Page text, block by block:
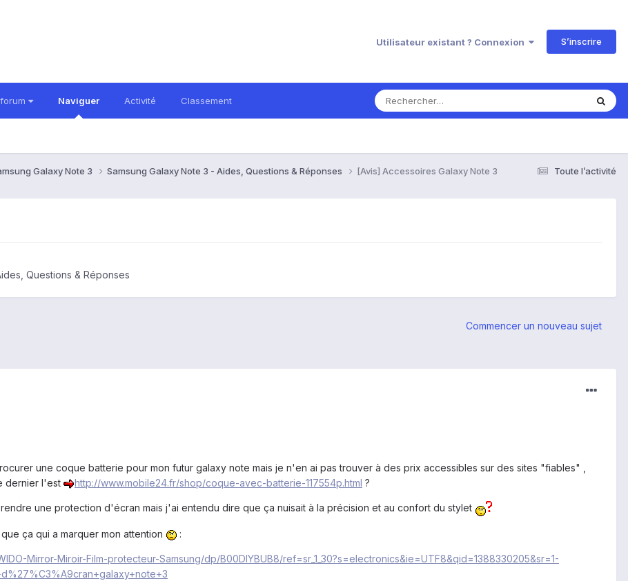
Utilisateur existant ? Connexion S’inscrire
Naviguer Activité Classement
Toute l’activité
Galaxy Note 3 Samsung Galaxy Note 3 - Aides, Questions & Réponses [Avis] Accessoires Galaxy Note 3
Questions & Réponses
Commencer un nouveau sujet
une coque batterie pour mon futur galaxy note mais je n'en ai pas trouver à des prix accessibles sur des sites "fiables" ,
dernier l'est
http://www.mobile24.fr/shop/coque-avec-batterie-117554p.html ?
une protection d'écran mais j'ai entendu dire que ça nuisait à la précision et au confort du stylet
ça qui a marquer mon attention :
DO-Mirror-Miroir-Film-protecteur-Samsung/dp/B00DIYBUB8/ref=sr_1_30?s=electronics&ie=UTF8&qid=1388330205&sr=1-
9cran+galaxy+note+3